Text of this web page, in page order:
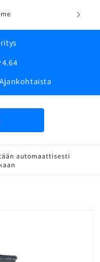
4.64
Ajankohtaista
automaattisesti